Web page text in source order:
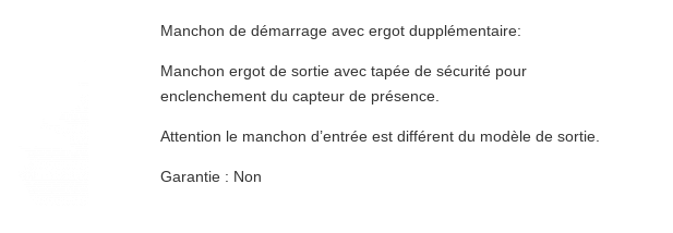
Manchon de démarrage avec ergot dupplémentaire:
Manchon ergot de sortie avec tapée de sécurité pour
enclenchement du capteur de présence.
Attention le manchon d’entrée est différent du modèle de sortie.
Garantie : Non